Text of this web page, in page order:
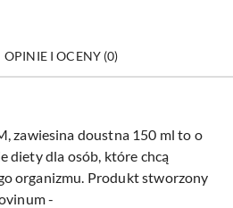
OPINIE I OCENY (0)
zawiesina doustna 150 ml to o
diety dla osób, które chcą
organizmu. Produkt stworzony
-